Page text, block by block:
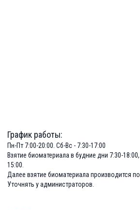
График работы:
Пн-Пт 7:00-20:00. Сб-Вс - 7:30-17:00
Взятие биоматериала в будние дни 7:30-
15:00.
Далее взятие биоматериала производится
Уточнять у администраторов.